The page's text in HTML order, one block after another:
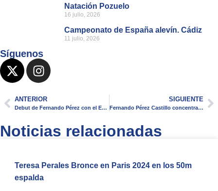
Natación Pozuelo
16 julio, 2026
Campeonato de España alevín. Cádiz
11 julio, 2026
Síguenos
ANTERIOR
Debut de Fernando Pérez con el Equipo Nacional Junior y 3º en la Energy Standard Cup
SIGUIENTE
Fernando Pérez Castillo concentrado en Sierra Nevada
Noticias relacionadas
Teresa Perales Bronce en Paris 2024 en los 50m
espalda